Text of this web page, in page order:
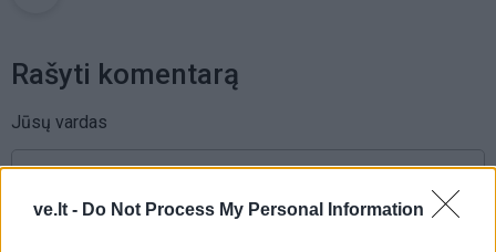
ve.lt - Do Not Process My Personal Information
Rašyti komentarą
Jūsų vardas